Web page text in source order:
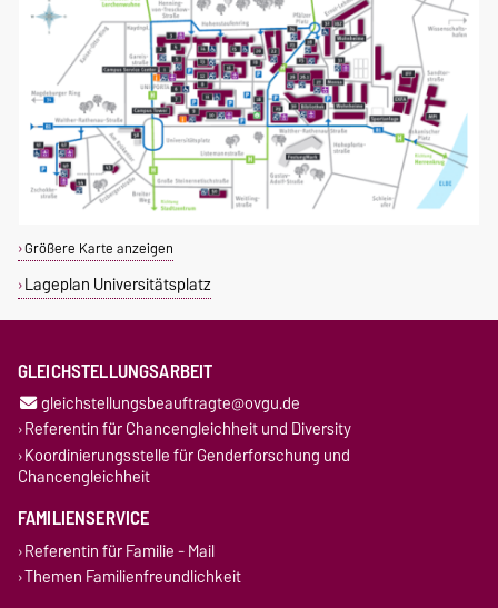
Größere Karte anzeigen
Lageplan Universitätsplatz
GLEICHSTELLUNGSARBEIT
gleichstellungsbeauftragte@ovgu.de
Referentin für Chancengleichheit und Diversity
Koordinierungsstelle für Genderforschung und
Chancengleichheit
FAMILIENSERVICE
Referentin für Familie - Mail
Themen Familienfreundlichkeit